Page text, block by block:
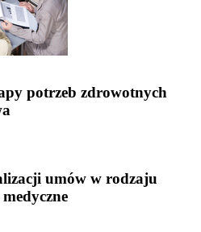
potrzeb zdrowotnych
umów w rodzaju